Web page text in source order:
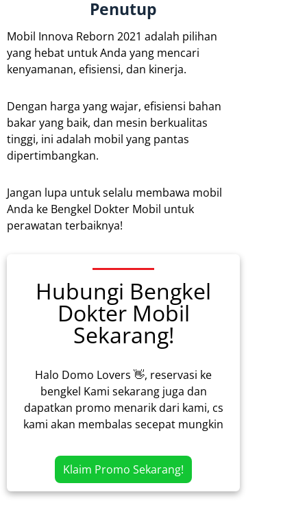
Penutup
Mobil Innova Reborn 2021 adalah pilihan
yang hebat untuk Anda yang mencari
kenyamanan, efisiensi, dan kinerja.
Dengan harga yang wajar, efisiensi bahan
bakar yang baik, dan mesin berkualitas
tinggi, ini adalah mobil yang pantas
dipertimbangkan.
Jangan lupa untuk selalu membawa mobil
Anda ke Bengkel Dokter Mobil untuk
perawatan terbaiknya!
Hubungi Bengkel
Dokter Mobil
Sekarang!
Halo Domo Lovers 👋, reservasi ke
bengkel Kami sekarang juga dan
dapatkan promo menarik dari kami, cs
kami akan membalas secepat mungkin
Klaim Promo Sekarang!